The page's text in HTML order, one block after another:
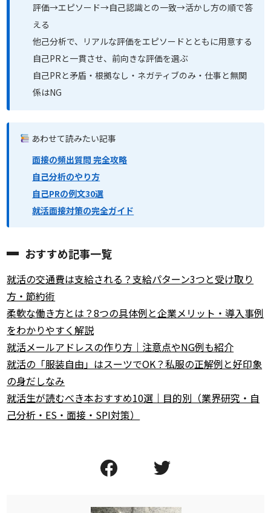
評価→エピソード→自己認識との一致→活かし方の順で答
える
他己分析で、リアルな評価をエピソードとともに用意する
自己PRと一貫させ、前向きな評価を選ぶ
自己PRと矛盾・根拠なし・ネガティブのみ・仕事と無関
係はNG
あわせて読みたい記事
面接の頻出質問 完全攻略
自己分析のやり方
自己PRの例文30選
就活面接対策の完全ガイド
おすすめ記事一覧
就活の交通費は支給される？支給パターン3つと受け取り
方・節約術
柔軟な働き方とは？8つの具体例と企業メリット・導入事例
をわかりやすく解説
就活メールアドレスの作り方｜注意点やNG例も紹介
就活の「服装自由」はスーツでOK？私服の正解例と好印象
の身だしなみ
就活生が読むべき本おすすめ10選｜目的別（業界研究・自
己分析・ES・面接・SPI対策）